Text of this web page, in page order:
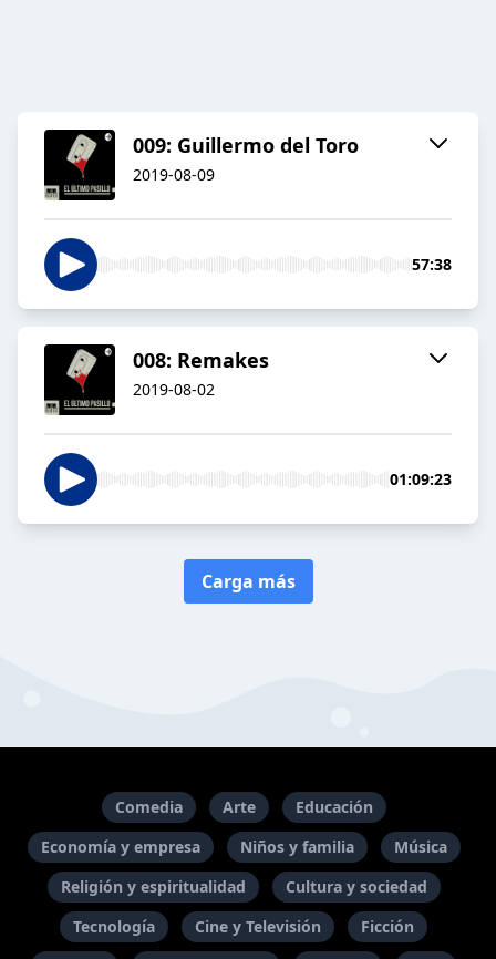
009: Guillermo del Toro
2019-08-09
57:38
008: Remakes
2019-08-02
01:09:23
Carga más
Comedia Arte
Educación
Economía y empresa
Niños y familia
Música
Religión y espiritualidad
Cultura y sociedad
Tecnología
Cine y Televisión
Ficción